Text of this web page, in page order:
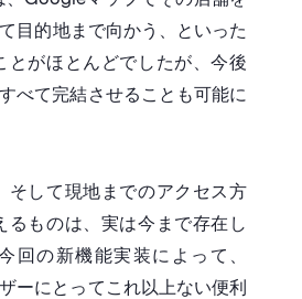
目的地まで向かう、といった
とがほとんどでしたが、今後
べて完結させることも可能に
そして現地までのアクセス方
るものは、実は今まで存在し
回の新機能実装によって、
ーにとってこれ以上ない便利